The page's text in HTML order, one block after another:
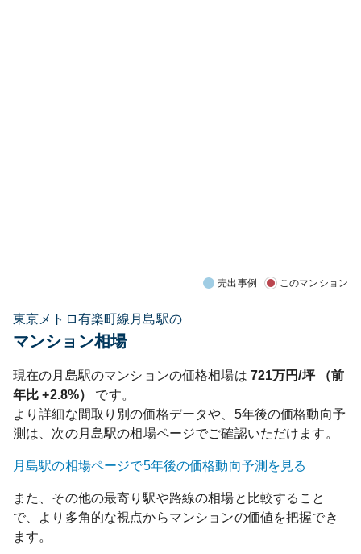
売出事例 このマンション
東京メトロ有楽町線月島駅の
マンション相場
現在の月島駅のマンションの価格相場は 721万円/坪 （前
年比+2.8%）
です。
より詳細な間取り別の価格データや、5年後の価格動向予
測は、次の月島駅の相場ページでご確認いただけます。
月島駅の相場ページで5年後の価格動向予測を見る
また、その他の最寄り駅や路線の相場と比較すること
で、より多角的な視点からマンションの価値を把握でき
ます。